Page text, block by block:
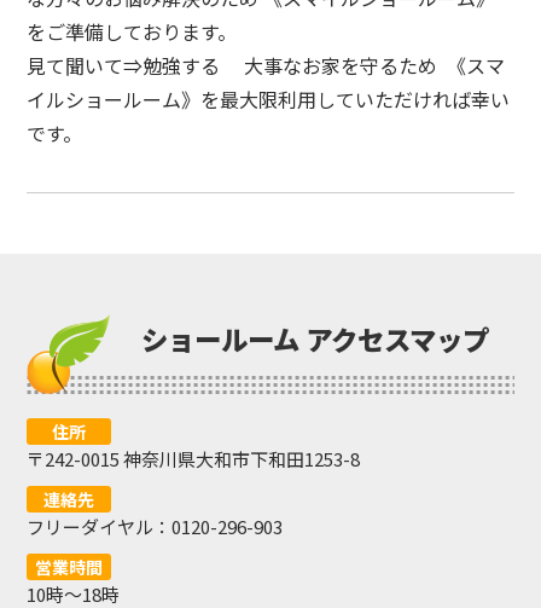
をご準備しております。
見て聞いて⇒勉強する 大事なお家を守るため 《スマ
イルショールーム》を最大限利用していただければ幸い
です。
ショールーム アクセスマップ
住所
〒242-0015 神奈川県大和市下和田1253-8
連絡先
フリーダイヤル：0120-296-903
営業時間
10時〜18時